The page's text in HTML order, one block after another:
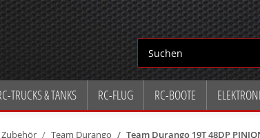
TRUCKS & TANKS RC-FLUG RC-BOOTE
Zubehör Team Durango Team Durango 19T 48DP